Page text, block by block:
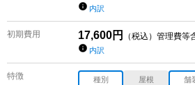
内訳
初期費用 17,600円 （税込）管理費等
内訳
特徴 種別 屋根 舗